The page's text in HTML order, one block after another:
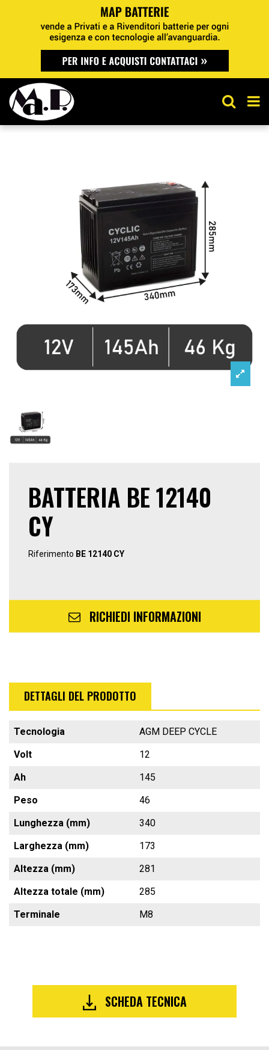
BATTERIA BE 12140
CY
Riferimento BE 12140 CY
RICHIEDI INFORMAZIONI
DETTAGLI DEL PRODOTTO
Tecnologia
AGM DEEP CYCLE
Volt
12
Ah
145
Peso
46
Lunghezza (mm)
340
Larghezza (mm)
173
Altezza (mm)
281
Altezza totale (mm)
285
Terminale
M8
SCHEDA TECNICA